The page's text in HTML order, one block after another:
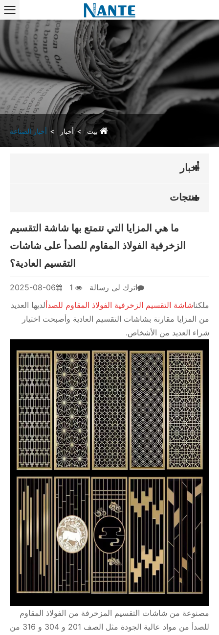
بيت أخبار أخبار الصناعة
أخبار
منتجات
ما هي المزايا التي تتمتع بها شاشة التقسيم
الزخرفية الفولاذ المقاوم للصدأ على شاشات
التقسيم العادية؟
2025-08-06
اترك لي رسالة
ملكناشاشة التقسيم الزخرفية الفولاذ المقاوم للصدألديها العديد
من المزايا مقارنة بشاشات التقسيم العادية وأصبحت اختيار
شراء العديد من الأشخاص.
مصنوعة من شاشات التقسيم المزخرفة من الفولاذ المقاوم
للصدأ من مواد عالية الجودة مثل الصف 201 و 304 و 316 من